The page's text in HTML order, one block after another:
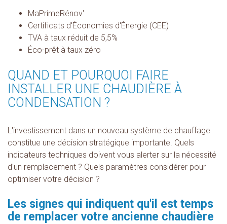
MaPrimeRénov'
Certificats d'Économies d'Énergie (CEE)
TVA à taux réduit de 5,5%
Éco-prêt à taux zéro
QUAND ET POURQUOI FAIRE
INSTALLER UNE CHAUDIÈRE À
CONDENSATION ?
L'investissement dans un nouveau système de chauffage
constitue une décision stratégique importante. Quels
indicateurs techniques doivent vous alerter sur la nécessité
d'un remplacement ? Quels paramètres considérer pour
optimiser votre décision ?
Les signes qui indiquent qu'il est temps
de remplacer votre ancienne chaudière